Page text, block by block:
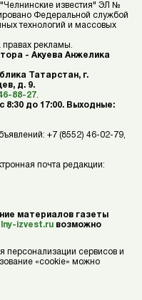
известия" ЭЛ №
Федеральной службой
технологий и массовых
правах рекламы.
- Акуева Анжелика
Татарстан, г.
д. 9.
88-27
8:30 до 17:00. Выходные:
+7 (8552) 46-02-79,
почта редакции:
материалов газеты
izvest.ru возможно
персонализации сервисов и
«cookie» можно